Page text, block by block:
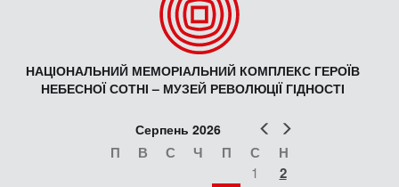
НАЦІОНАЛЬНИЙ МЕМОРІАЛЬНИЙ КОМПЛЕКС ГЕРОЇВ
НЕБЕСНОЇ СОТНІ – МУЗЕЙ РЕВОЛЮЦІЇ ГІДНОСТІ
Попер
Серпень 2026
П В С Ч П С Н
1 2